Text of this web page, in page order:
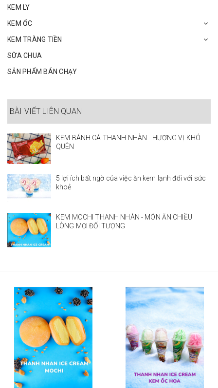
KEM LY
KEM ỐC
KEM TRÀNG TIỀN
SỮA CHUA
SẢN PHẨM BÁN CHẠY
BÀI VIẾT LIÊN QUAN
KEM BÁNH CÁ THANH NHÀN - HƯƠNG VỊ KHÓ
QUÊN
5 lợi ích bất ngờ của việc ăn kem lạnh đối với sức
khoẻ
KEM MOCHI THANH NHÀN - MÓN ĂN CHIỀU
LÒNG MỌI ĐỐI TƯỢNG